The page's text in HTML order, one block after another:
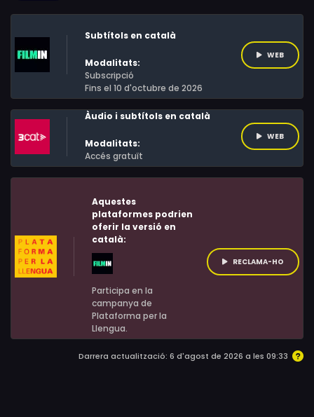
que ho havia guardat en un magatzem durant aquest
temps, s'havia conservat una miscel·lània de
fotografies, de manuscrits i de records de la cantant.
Mentre que les partitures, els vestits d'escena i l'arxiu
gràfic eren sota custòdia de les institucions, aquest
material, d'un valor més anecdòtic i sentimental que no
pas documental, havia passat desapercebut.
Subtítols en català
Modalitats:
Subscripció
Fins el 10 d'octubre de 2026
WEB
Àudio i subtítols en català
Modalitats:
Accés gratuït
WEB
Aquestes
plataformes podrien
oferir la versió en
català:
Participa en la
campanya de
Plataforma per la
Llengua.
RECLAMA-HO
Darrera actualització: 6 d'agost de 2026 a les 09:33